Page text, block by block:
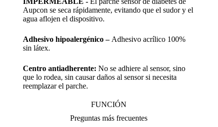
FUNCIÓN
Preguntas más frecuentes
Aupcon se seca rápidamente, evitando que el sudor y el
agua aflojen el dispositivo.
Adhesivo hipoalergénico – Adhesivo acrílico 100%
sin látex.
Centro antiadherente: No se adhiere al sensor, sino
que lo rodea, sin causar daños al sensor si necesita
reemplazar el parche.